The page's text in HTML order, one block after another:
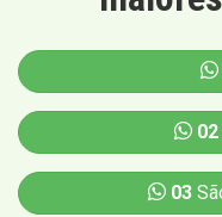
02
03